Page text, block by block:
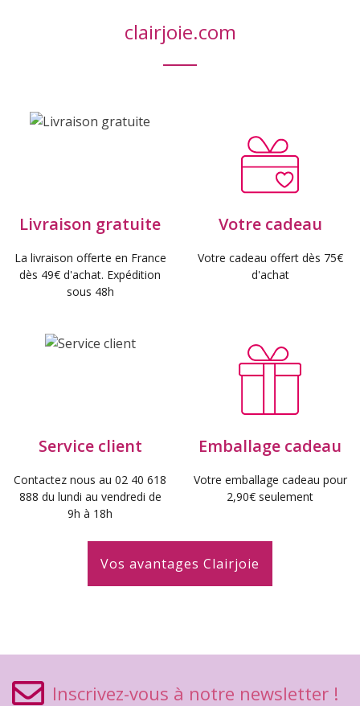
clairjoie.com
Livraison gratuite
La livraison offerte en France
dès 49€ d'achat. Expédition
sous 48h
Votre cadeau
Votre cadeau offert dès 75€
d'achat
Service client
Contactez nous au 02 40 618
888 du lundi au vendredi de
9h à 18h
Emballage cadeau
Votre emballage cadeau pour
2,90€ seulement
Vos avantages Clairjoie
Inscrivez-vous à notre newsletter !